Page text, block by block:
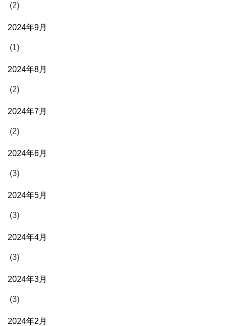
(2)
2024年9月
(1)
2024年8月
(2)
2024年7月
(2)
2024年6月
(3)
2024年5月
(3)
2024年4月
(3)
2024年3月
(3)
2024年2月